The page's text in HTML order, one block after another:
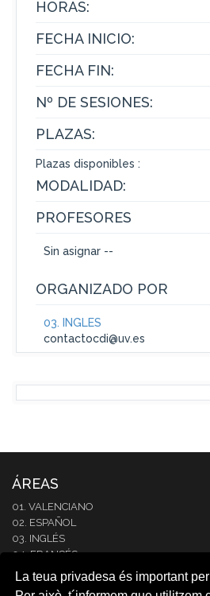
La teua privadesa és important
HORAS:
FECHA INICIO:
FECHA FIN:
Nº DE SESIONES:
PLAZAS:
Plazas disponibles :
MODALIDAD:
PROFESORES
Sin asignar --
ORGANIZADO POR
03. INGLÉS
contactocdi@uv.es
ÁREAS
01. VALENCIANO
02. ESPAÑOL
03. INGLÉS
04. FRANCÉS
05. ITALIANO
06. ALEMÁN